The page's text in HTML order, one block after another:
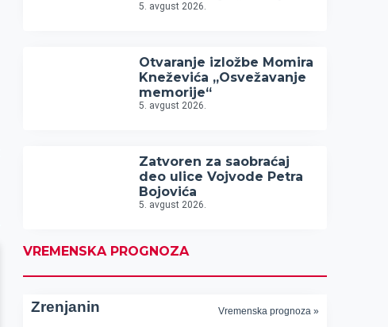
5. avgust 2026.
Otvaranje izložbe Momira
Kneževića „Osvežavanje
memorije“
5. avgust 2026.
Zatvoren za saobraćaj
deo ulice Vojvode Petra
Bojovića
5. avgust 2026.
VREMENSKA PROGNOZA